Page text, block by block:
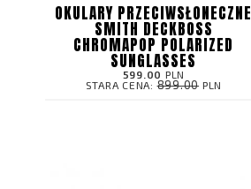
OKULARY PRZECIWSŁONECZNE
SMITH DECKBOSS
CHROMAPOP POLARIZED
SUNGLASSES
599.00 PLN
STARA CENA:899.00 PLN